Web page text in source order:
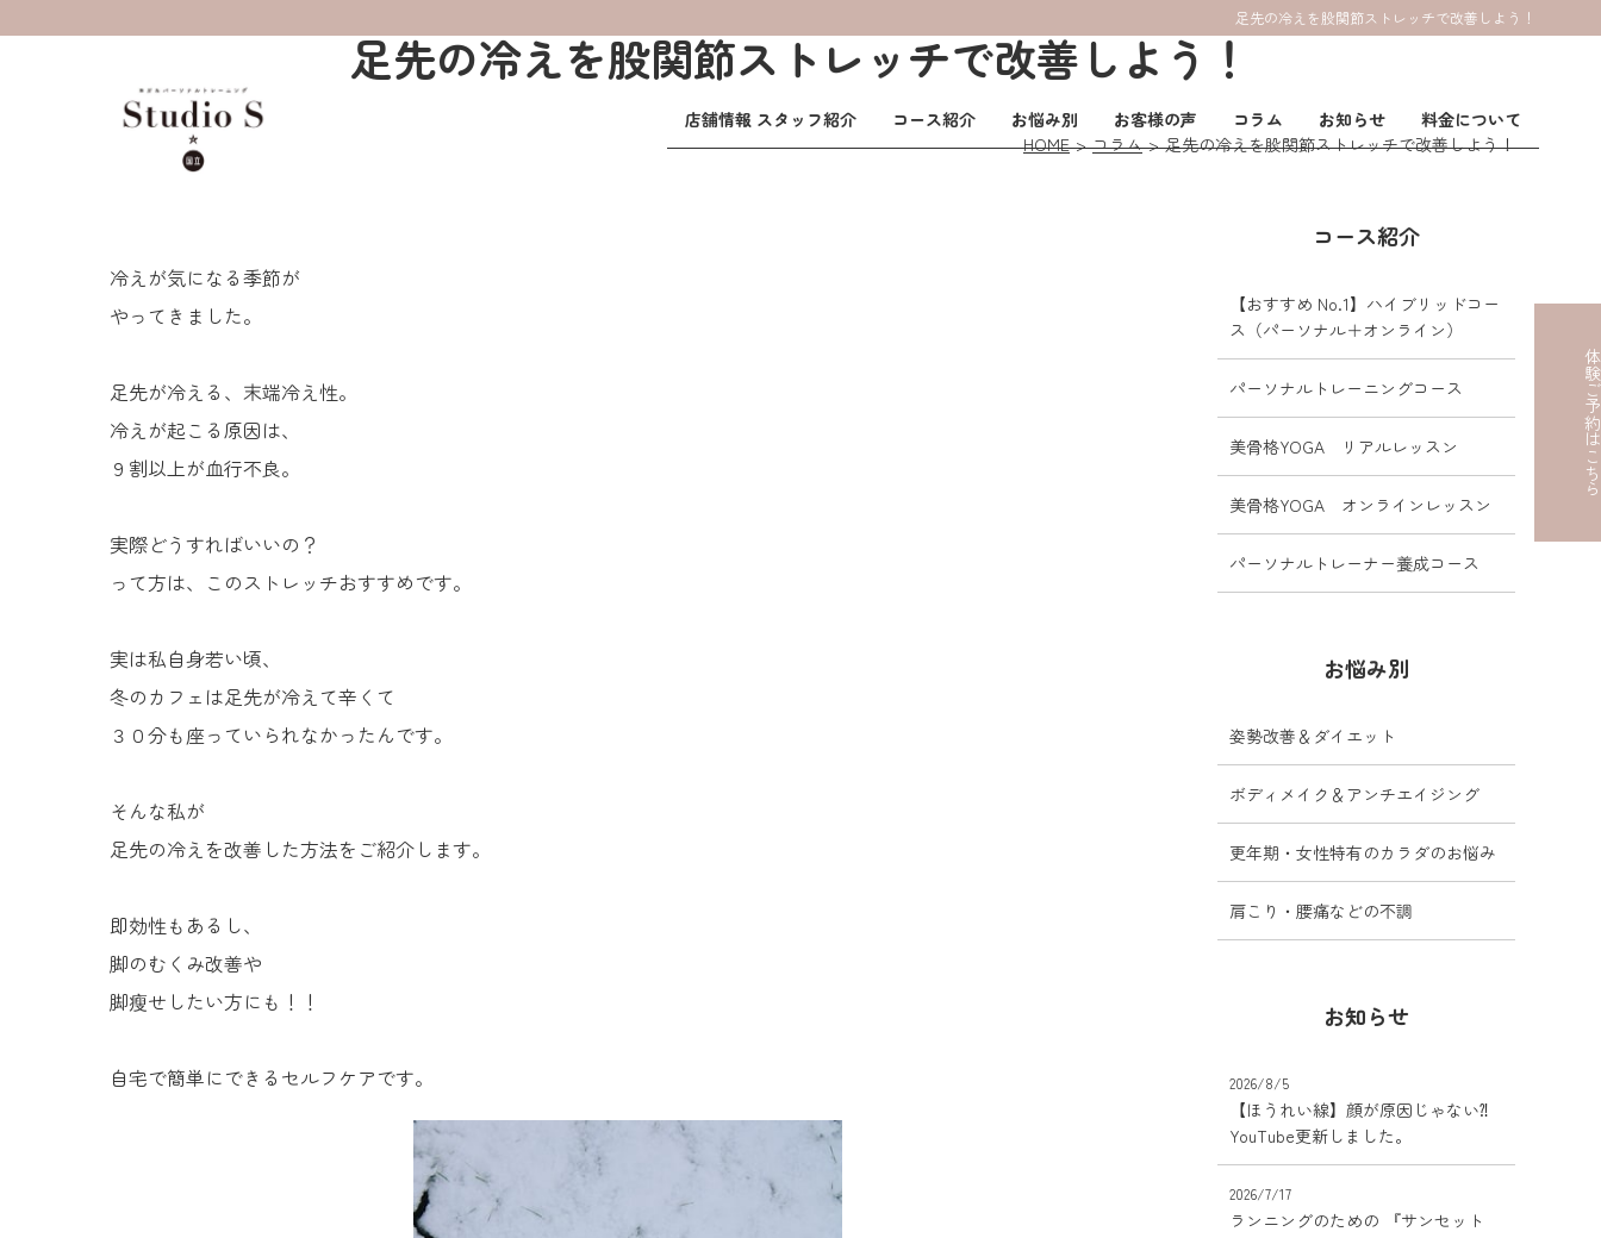
足先の冷えを股関節ストレッチで改善しよう！
体験ご
店舗情報 スタッフ紹介 コース紹介 お悩み別 お客様の声 コラム お知らせ 料金について
足先の冷えを股関節ストレッチで改善しよう！
HOME コラム 足先の冷えを股関節ストレッチで改善しよう！
冷えが気になる季節が
やってきました。
足先が冷える、末端冷え性。
冷えが起こる原因は、
９割以上が血行不良。
実際どうすればいいの？
って方は、このストレッチおすすめです。
実は私自身若い頃、
冬のカフェは足先が冷えて辛くて
３０分も座っていられなかったんです。
そんな私が
足先の冷えを改善した方法をご紹介します。
即効性もあるし、
脚のむくみ改善や
脚瘦せしたい方にも！！
自宅で簡単にできるセルフケアです。
コース紹介
【おすすめ No.1】ハイブリッドコー
ス（パーソナル＋オンライン）
パーソナルトレーニングコース
美骨格YOGA リアルレッスン
美骨格YOGA オンラインレッスン
パーソナルトレーナー養成コース
お悩み別
姿勢改善＆ダイエット
ボディメイク＆アンチエイジング
更年期・女性特有のカラダのお悩み
肩こり・腰痛などの不調
お知らせ
2026/8/5
【ほうれい線】顔が原因じゃない⁈
YouTube更新しました。
2026/7/17
ランニングのための 『サンセット